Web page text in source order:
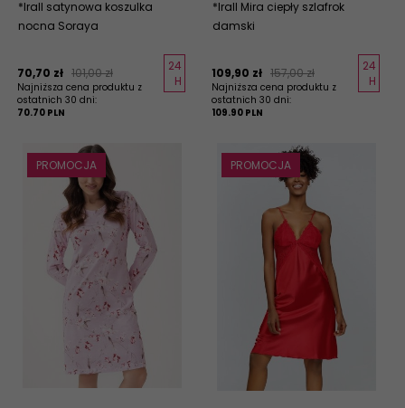
*Irall satynowa koszulka
nocna Soraya
70,70 zł 101,00 zł
Najniższa cena produktu z
ostatnich 30 dni:
70.70 PLN
24
H
*Irall Mira ciepły szlafrok
damski
109,90 zł 157,00 zł
Najniższa cena produktu z
ostatnich 30 dni:
109.90 PLN
24
H
PROMOCJA PROMOCJA